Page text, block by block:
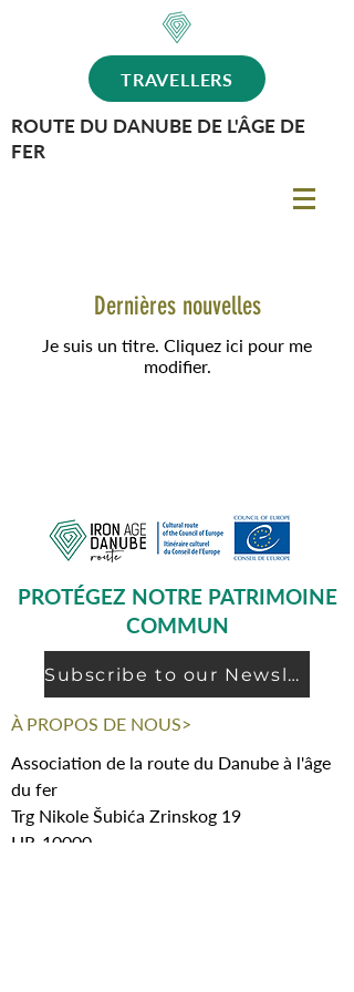
TRAVELLERS
ROUTE DU DANUBE DE L'ÂGE DE
FER
Dernières nouvelles
Je suis un titre. Cliquez ici pour me
modifier.
PROTÉGEZ NOTRE PATRIMOINE
COMMUN
Subscribe to our Newsletter
À PROPOS DE NOUS>
Association de la route du Danube à l'âge
du fer
Trg Nikole Šubića Zrinskog 19
HR-10000